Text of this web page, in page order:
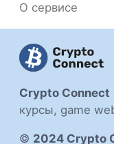
Crypto Connect
курсы, game
© 2024 Crypto
О сервисе